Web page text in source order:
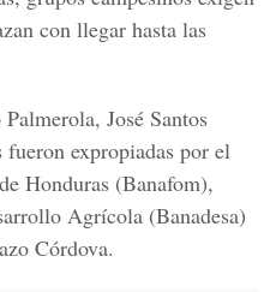
con llegar hasta las
José Santos
expropiadas por el
Honduras (Banafom),
Agrícola (Banadesa)
Córdova.